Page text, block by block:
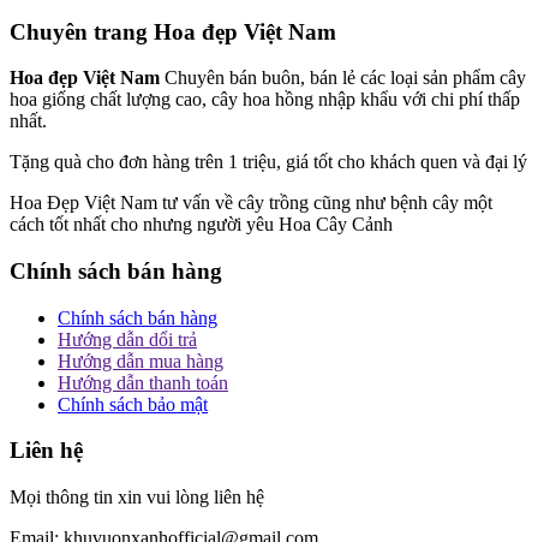
Chuyên trang Hoa đẹp Việt Nam
Hoa đẹp Việt Nam Chuyên bán buôn, bán lẻ các loại sản phẩm cây
hoa giống chất lượng cao, cây hoa hồng nhập khẩu với chi phí thấp
nhất.
Tặng quà cho đơn hàng trên 1 triệu, giá tốt cho khách quen và đại lý
Hoa Đẹp Việt Nam tư vấn về cây trồng cũng như bệnh cây một
cách tốt nhất cho nhưng người yêu Hoa Cây Cảnh
Chính sách bán hàng
Chính sách bán hàng
Hướng dẫn dổi trả
Hướng dẫn mua hàng
Hướng dẫn thanh toán
Chính sách bảo mật
Liên hệ
Mọi thông tin xin vui lòng liên hệ